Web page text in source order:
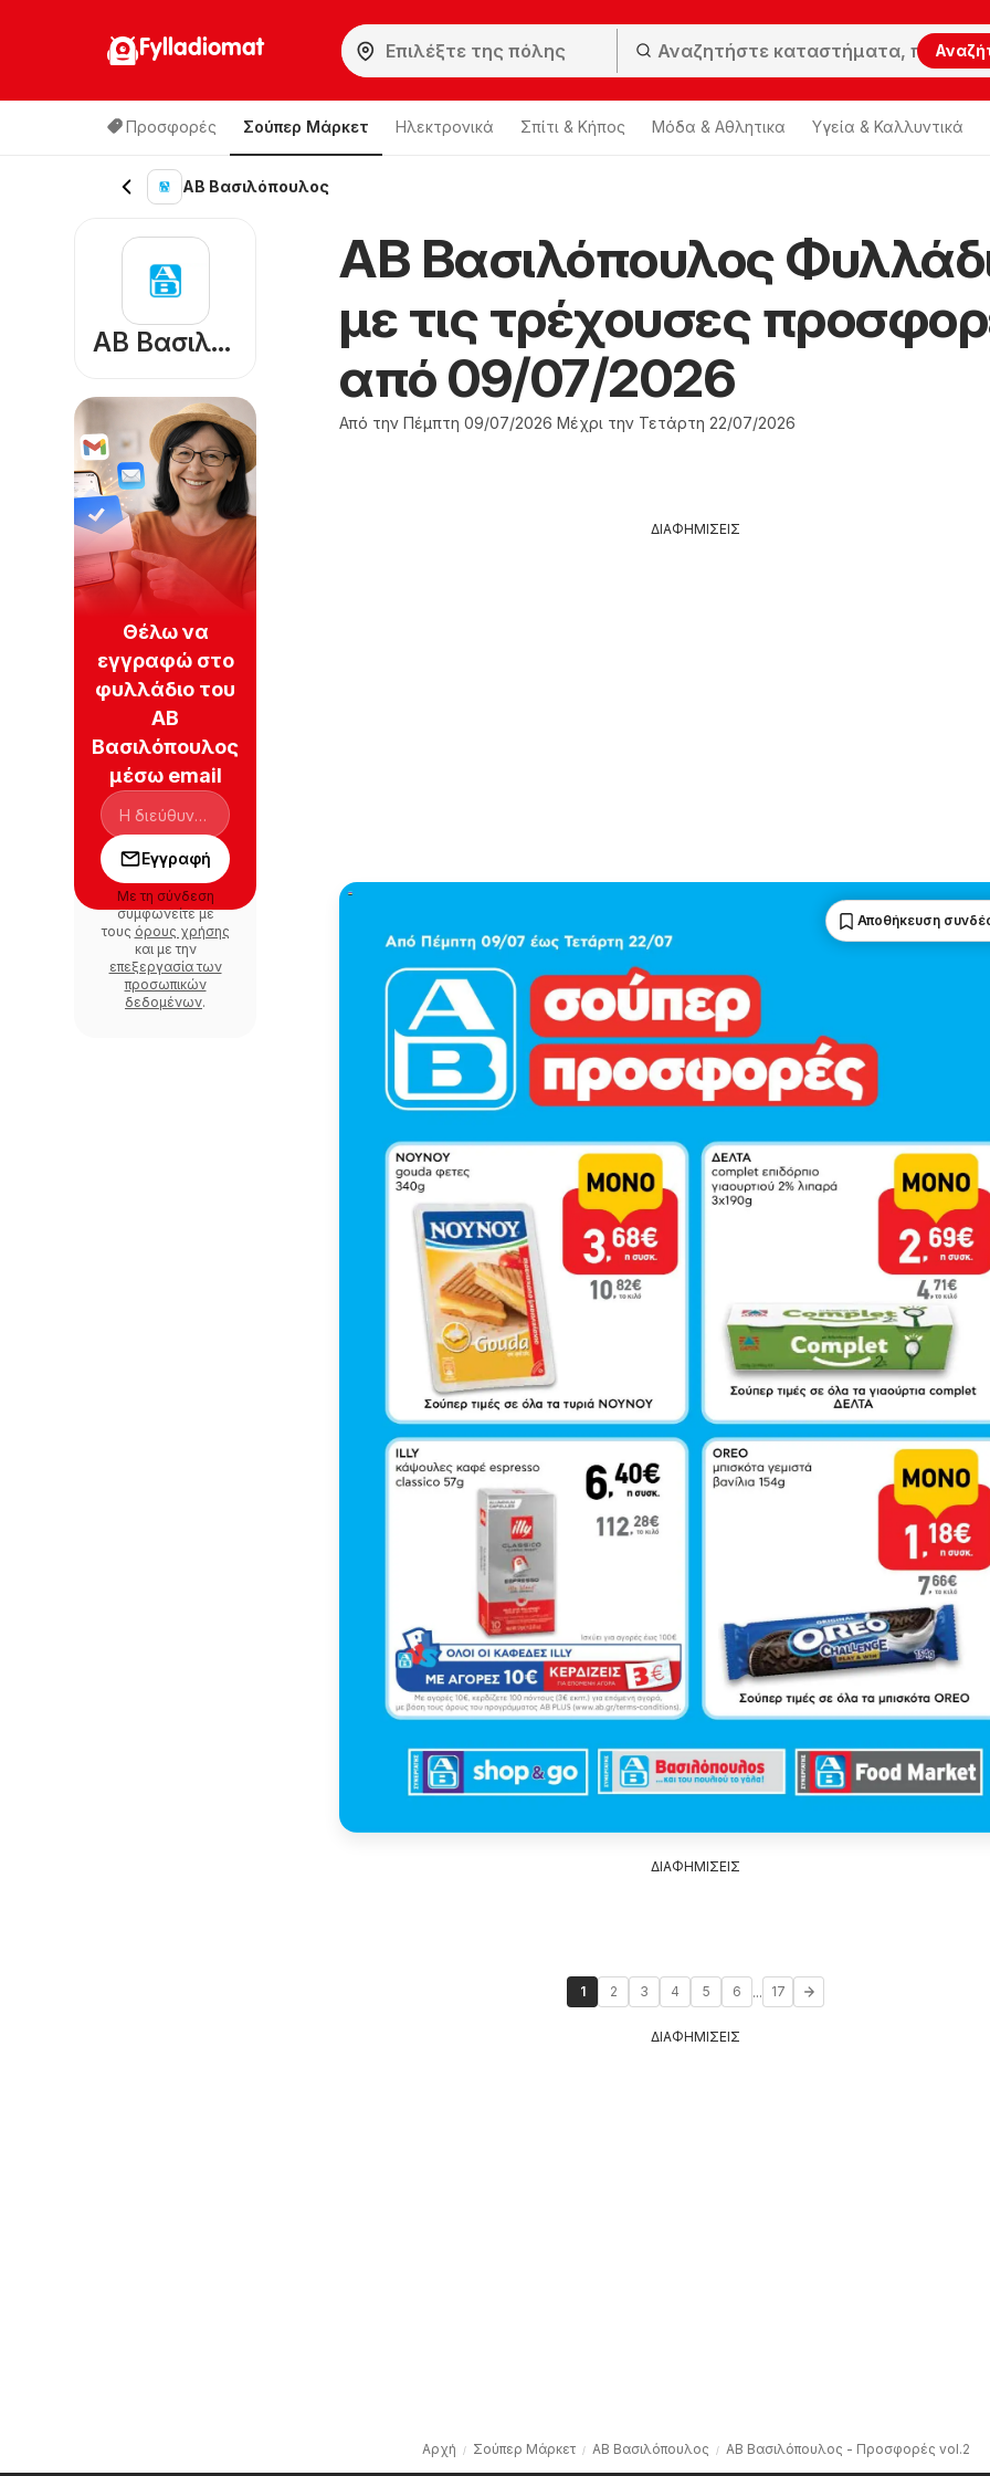
Fylladiomat
Προσφορές Σούπερ Μάρκετ Hλεκτρονικά Σπίτι & Κήπος Μόδα & Aθλητικα Υγεία & Καλλυντικά
ΑΒ Βασιλόπουλος
ΑΒ Βασιλόπουλος
με τις τρέχουσες
από 09/07/2026
Από την Πέμπτη 09/07/2026 Μέχρι την Τετάρτη 22/07/2026
ΔΙΑΦΗΜΙΣΕΙΣ
Αποθήκευση
ΔΙΑΦΗΜΙΣΕΙΣ
1 2 3 4 5 6 ... 17
ΔΙΑΦΗΜΙΣΕΙΣ
Αρχή Σούπερ Μάρκετ ΑΒ Βασιλόπουλος ΑΒ Βασιλόπουλος - Προσφορές vol.2
ΑΒ Βασιλόπουλος
Θέλω να
εγγραφώ στο
φυλλάδιο του
ΑΒ
Βασιλόπουλος
μέσω email
Εγγραφή
Με τη σύνδεση
συμφωνείτε με
τους όρους χρήσης
και με την
επεξεργασία των
προσωπικών
δεδομένων.